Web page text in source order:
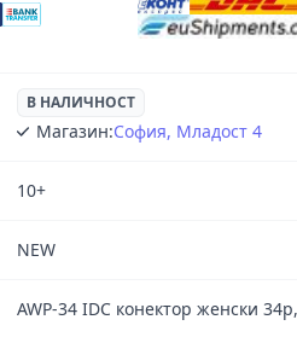
В НАЛИЧНОСТ
Магазин:София, Младост 4
10+
NEW
AWP-34 IDC конектор женски